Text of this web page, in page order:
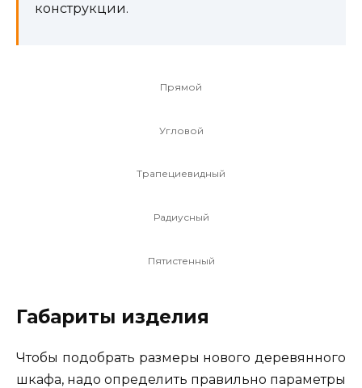
конструкции.
Прямой
Угловой
Трапециевидный
Радиусный
Пятистенный
Габариты изделия
Чтобы подобрать размеры нового деревянного
шкафа, надо определить правильно параметры